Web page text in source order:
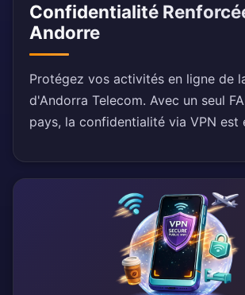
Confidentialité
Andorre
Protégez vos activités en ligne de
d'Andorra Telecom. Avec un seul
pays, la confidentialité via VPN est